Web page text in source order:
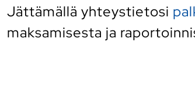
Jättämällä yhteystietosi
maksamisesta ja